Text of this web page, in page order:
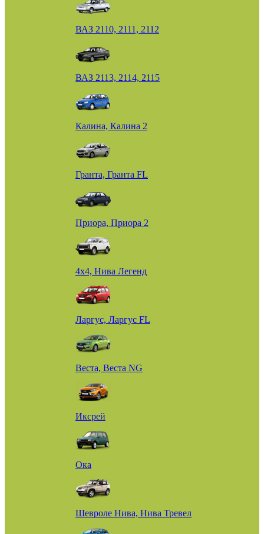
ВАЗ 2110, 2111, 2112
ВАЗ 2113, 2114, 2115
Калина, Калина 2
Гранта, Гранта FL
Приора, Приора 2
4х4, Нива Легенд
Ларгус, Ларгус FL
Веста, Веста NG
Иксрей
Ока
Шевроле Нива, Нива Тревел